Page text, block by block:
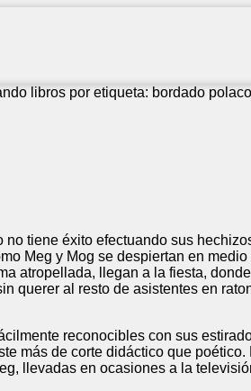
libros por etiqueta: bordado polaco
no tiene éxito efectuando sus
Meg y Mog se despiertan en
atropellada, llegan a la fiesta,
querer al resto de asistentes en
reconocibles con sus
más de corte didáctico que
llevadas en ocasiones a la